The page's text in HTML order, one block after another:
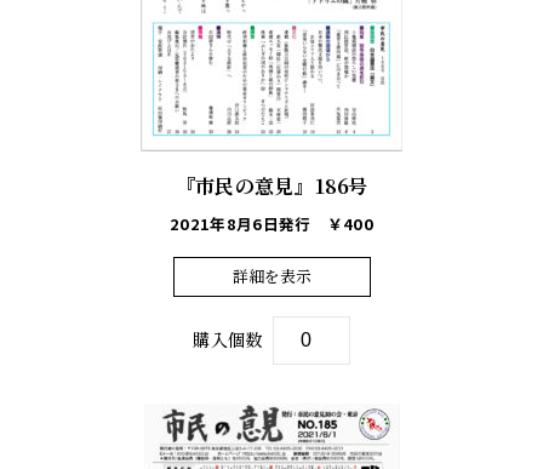
『市民の意見』186号
2021年8月6日発行 ￥400
詳細を表示
購入個数